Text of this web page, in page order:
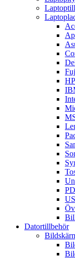
Datortillbehör